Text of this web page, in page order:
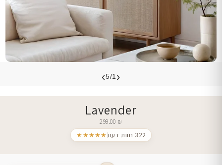
‹
5/1
›
Lavender
299.00 ₪
★★★★★
322 חוות דעת